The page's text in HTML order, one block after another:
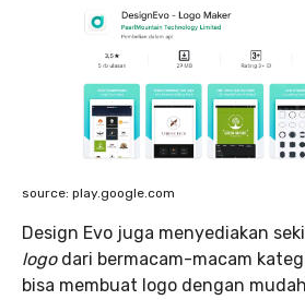
source: play.google.com
Design Evo juga menyediakan
logo dari bermacam-macam
bisa membuat logo dengan